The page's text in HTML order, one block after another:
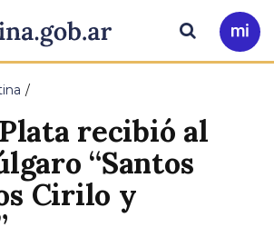
principal
Ir
a
Buscar
recibió al
“Santos
Cirilo y